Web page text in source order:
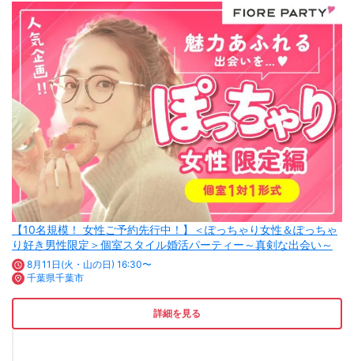
【10名規模！ 女性ご予約先行中！】＜ぽっちゃり女性＆ぽっちゃ
り好き男性限定＞個室スタイル婚活パーティー～真剣な出会い～
8月11日(火・山の日) 16:30〜
千葉県千葉市
詳細を見る